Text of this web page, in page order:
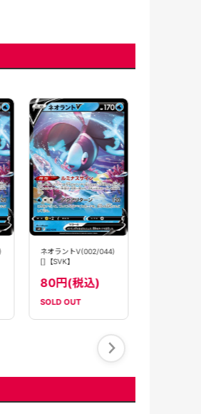
ネオラントV(002/044)
[]【SVK】
80円(税込)
SOLD OUT